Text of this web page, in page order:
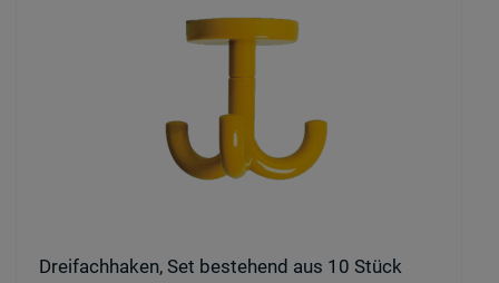
Dreifachhaken, Set bestehend aus 10 Stück